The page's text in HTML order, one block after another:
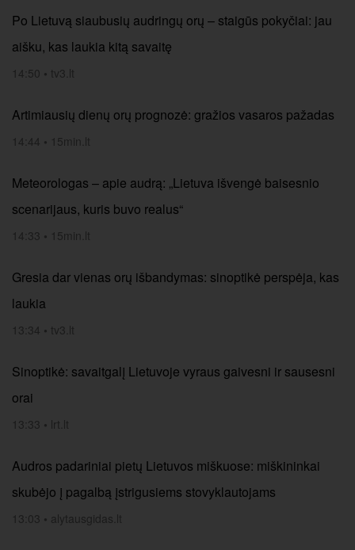
Po Lietuvą siaubusių audringų orų – staigūs pokyčiai: jau
aišku, kas laukia kitą savaitę
14:50 • tv3.lt
Artimiausių dienų orų prognozė: gražios vasaros pažadas
14:44 • 15min.lt
Meteorologas – apie audrą: „Lietuva išvengė baisesnio
scenarijaus, kuris buvo realus“
14:33 • 15min.lt
Gresia dar vienas orų išbandymas: sinoptikė perspėja, kas
laukia
13:34 • tv3.lt
Sinoptikė: savaitgalį Lietuvoje vyraus gaivesni ir sausesni
orai
13:33 • lrt.lt
Audros padariniai pietų Lietuvos miškuose: miškininkai
skubėjo į pagalbą įstrigusiems stovyklautojams
13:03 • alytausgidas.lt